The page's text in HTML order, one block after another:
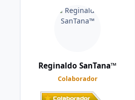
Reginaldo SanTana™
Colaborador